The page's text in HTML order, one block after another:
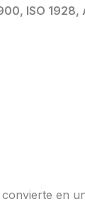
ISO
en